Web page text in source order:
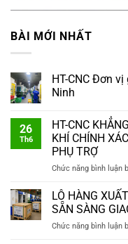
BÀI MỚI NHẤT
HT-CNC Đơn
Ninh
26
Th6
HT-CNC
KHÍ CHÍNH
PHỤ TRỢ
Chức năng bình luận
LÔ HÀNG
SẴN SÀNG
Chức năng bình luận